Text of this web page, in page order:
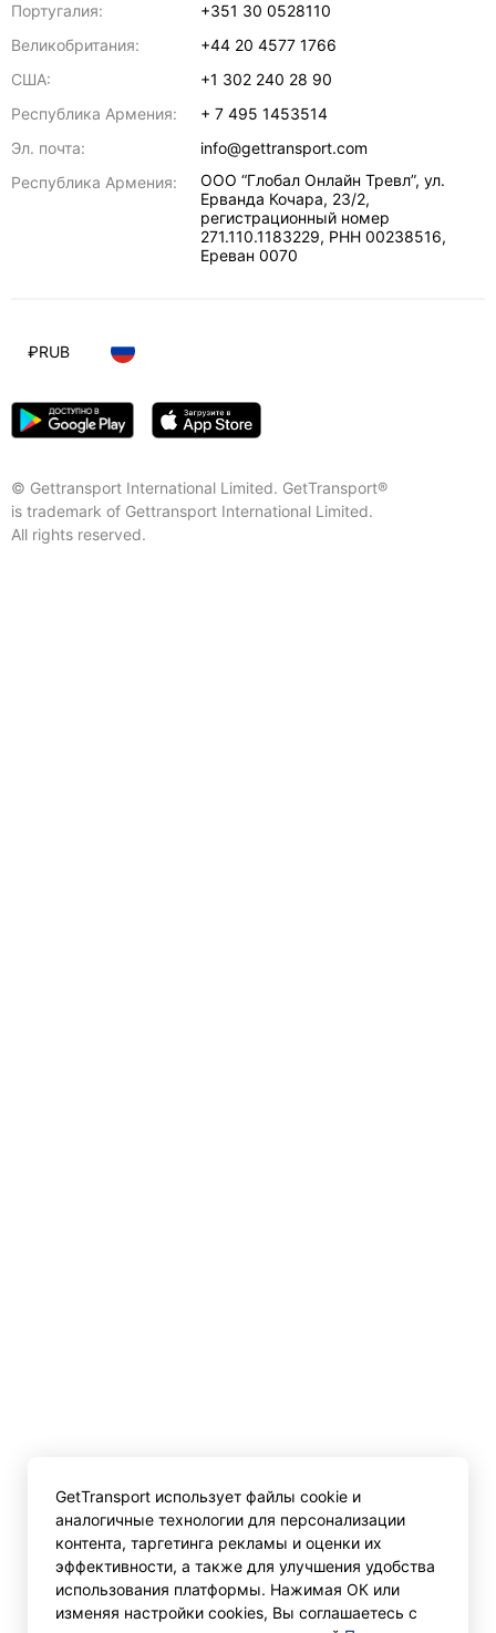
Португалия:
+351 30 0528110
Великобритания:
+44 20 4577 1766
США:
+1 302 240 28 90
Республика Армения:
+ 7 495 1453514
Эл. почта:
info@gettransport.com
Республика Армения:
ООО “Глобал Онлайн Тревл”, ул.
Ерванда Кочара, 23/2,
регистрационный номер
271.110.1183229, РНН 00238516,
Ереван 0070
© Gettransport International Limited. GetTransport®
is trademark of Gettransport International Limited.
All rights reserved.
₽RUB
GetTransport использует файлы cookie и
аналогичные технологии для персонализации
контента, таргетинга рекламы и оценки их
эффективности, а также для улучшения удобства
использования платформы. Нажимая ОК или
изменяя настройки cookies, Вы соглашаетесь с